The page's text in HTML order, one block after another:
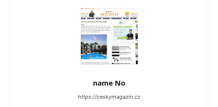
name No
https://ceskymagazin.cz